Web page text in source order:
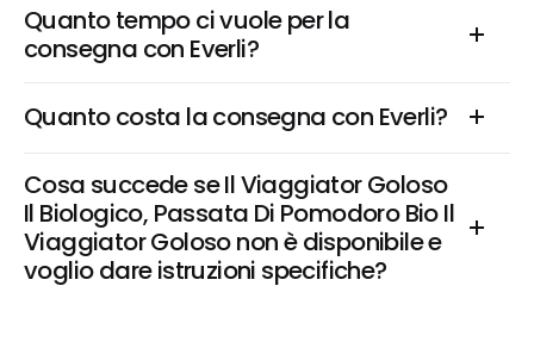
Quanto tempo ci vuole per la
consegna con Everli?
Quanto costa la consegna con Everli?
Cosa succede se Il Viaggiator Goloso
Il Biologico, Passata Di Pomodoro Bio Il
Viaggiator Goloso non è disponibile e
voglio dare istruzioni specifiche?